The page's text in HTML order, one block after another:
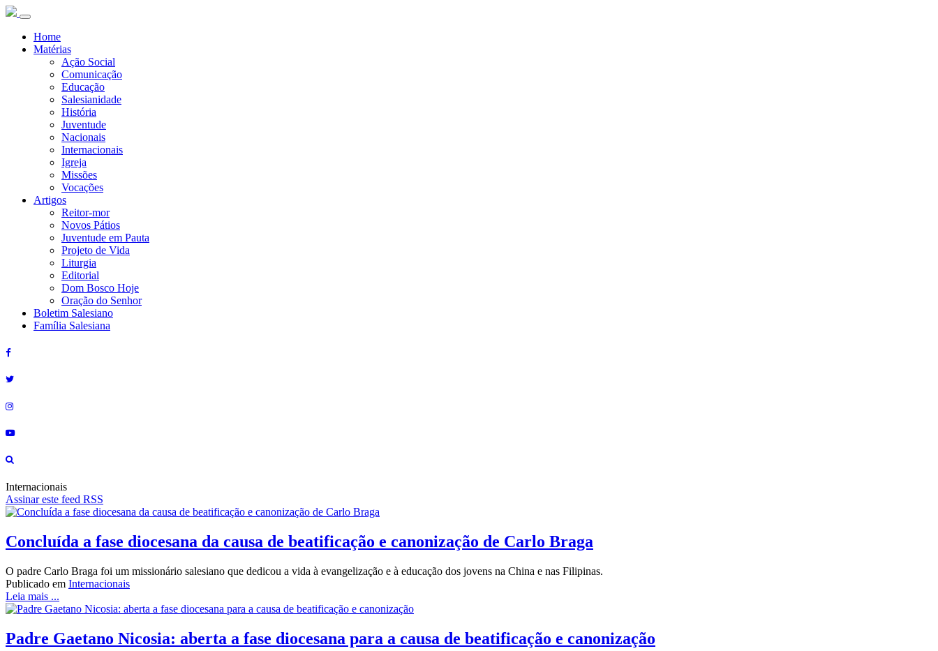
Home
Matérias
Ação Social
Comunicação
Educação
Salesianidade
História
Juventude
Nacionais
Internacionais
Igreja
Missões
Vocações
Artigos
Reitor-mor
Novos Pátios
Juventude em Pauta
Projeto de Vida
Liturgia
Editorial
Dom Bosco Hoje
Oração do Senhor
Boletim Salesiano
Família Salesiana
Internacionais
Assinar este feed RSS
Concluída a fase diocesana da causa de beatificação e canonização de Carlo Braga
O padre Carlo Braga foi um missionário salesiano que dedicou a vida à evangelização e à educação dos jovens na China e nas Filipinas.
Publicado em Internacionais
Leia mais ...
Padre Gaetano Nicosia: aberta a fase diocesana para a causa de beatificação e canonização